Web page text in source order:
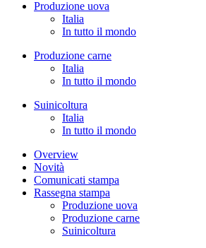
Produzione uova
Italia
In tutto il mondo
Produzione carne
Italia
In tutto il mondo
Suinicoltura
Italia
In tutto il mondo
Overview
Novità
Comunicati stampa
Rassegna stampa
Produzione uova
Produzione carne
Suinicoltura